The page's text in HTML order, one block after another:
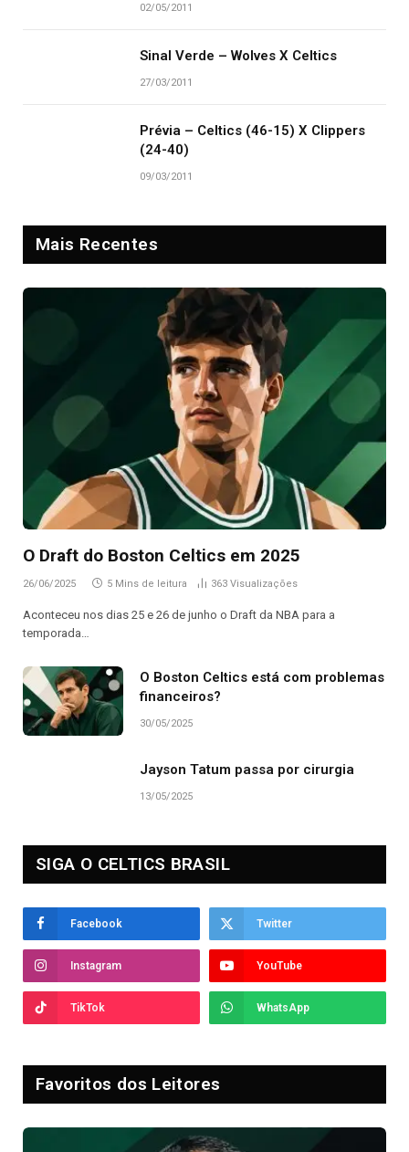
02/05/2011
Sinal Verde – Wolves X Celtics
27/03/2011
Prévia – Celtics (46-15) X Clippers
(24-40)
09/03/2011
Mais Recentes
O Draft do Boston Celtics em 2025
26/06/2025 5 Mins de leitura 363 Visualizações
Aconteceu nos dias 25 e 26 de junho o Draft da NBA para a
temporada…
O Boston Celtics está com problemas
financeiros?
30/05/2025
Jayson Tatum passa por cirurgia
13/05/2025
SIGA O CELTICS BRASIL
Facebook Twitter
Instagram YouTube
TikTok WhatsApp
Favoritos dos Leitores